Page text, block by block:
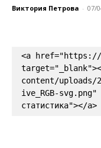
Виктория Петрова - 07/
<a href="https://
content/uploads/
ive_RGB-
статистика"></a>